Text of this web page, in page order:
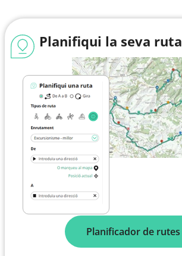
Planifiqui la seva ruta
Planificador de rutes